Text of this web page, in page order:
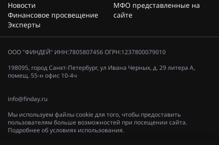
Новости
Финансовое просвещение
Эксперты
МФО представленные на
сайте
ООО "ФИНДЕЙ" ИНН:7805807456 ОГРН:1237800079010
198095, город Санкт-Петербург, ул Ивана Черных, д. 29 литера А,
помещ. 55-н офис 10-4ч
info@finday.ru
Мы используем файлы cookie для того, чтобы предоставить
пользователям больше возможностей при посещении сайта.
Подробнее об условиях использования.